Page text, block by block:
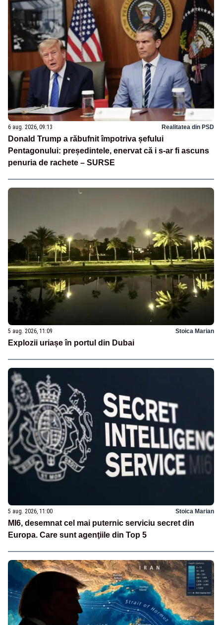
6 aug. 2026, 09:13 Realitatea din PSD
Donald Trump a răbufnit împotriva șefului
Pentagonului: președintele, enervat că i s-ar fi ascuns
penuria de rachete – SURSE
5 aug. 2026, 11:09 Stoica Marian
Explozii uriașe în portul din Dubai
5 aug. 2026, 11:00 Stoica Marian
MI6, desemnat cel mai puternic serviciu secret din
Europa. Care sunt agenţiile din Top 5